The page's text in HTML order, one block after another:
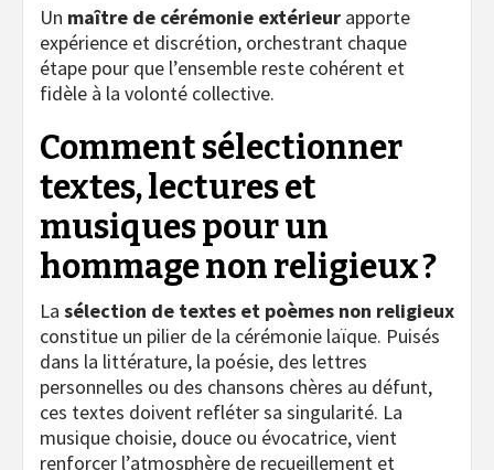
Un maître de cérémonie extérieur apporte
expérience et discrétion, orchestrant chaque
étape pour que l’ensemble reste cohérent et
fidèle à la volonté collective.
Comment sélectionner
textes, lectures et
musiques pour un
hommage non religieux ?
La sélection de textes et poèmes non religieux
constitue un pilier de la cérémonie laïque. Puisés
dans la littérature, la poésie, des lettres
personnelles ou des chansons chères au défunt,
ces textes doivent refléter sa singularité. La
musique choisie, douce ou évocatrice, vient
renforcer l’atmosphère de recueillement et